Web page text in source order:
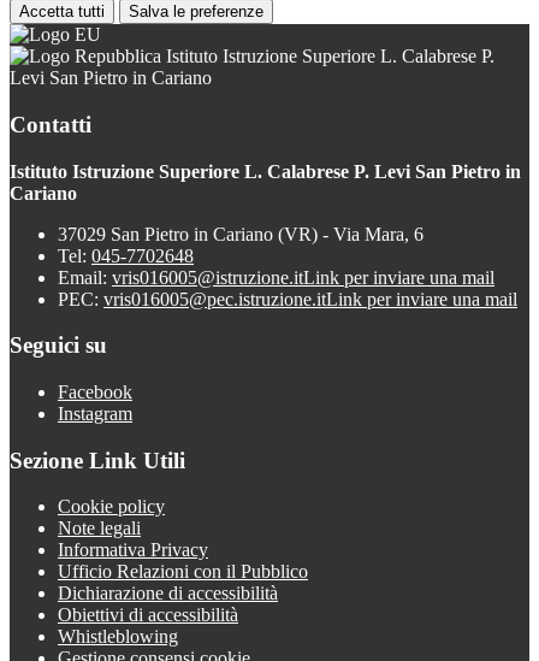
Accetta tutti Salva le preferenze
Istituto Istruzione Superiore L. Calabrese P.
Levi San Pietro in Cariano
Contatti
Istituto Istruzione Superiore L. Calabrese P. Levi San Pietro in
Cariano
37029 San Pietro in Cariano (VR) - Via Mara, 6
Tel: 045-7702648
Email: vris016005@istruzione.itLink per inviare una mail
PEC: vris016005@pec.istruzione.itLink per inviare una mail
Seguici su
Facebook
Instagram
Sezione Link Utili
Cookie policy
Note legali
Informativa Privacy
Ufficio Relazioni con il Pubblico
Dichiarazione di accessibilità
Obiettivi di accessibilità
Whistleblowing